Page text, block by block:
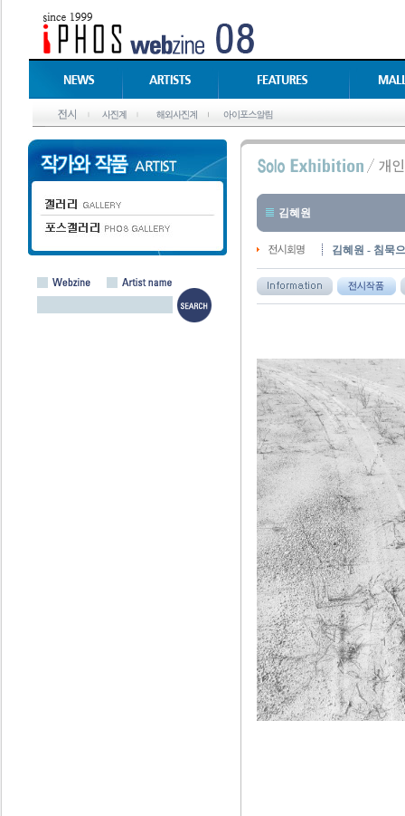
김혜원
김혜원 - 침묵